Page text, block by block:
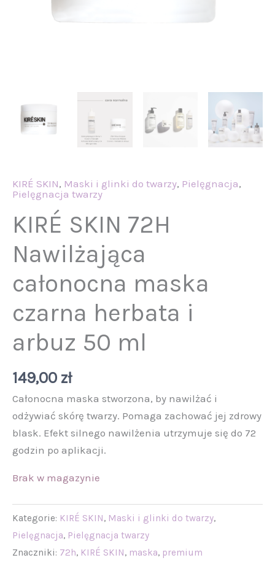
KIRÉ SKIN, Maski i glinki do twarzy, Pielęgnacja,
Pielęgnacja twarzy
KIRÉ SKIN 72H
Nawilżająca
całonocna maska
czarna herbata i
arbuz 50 ml
149,00 zł
Całonocna maska stworzona, by nawilżać i
odżywiać skórę twarzy. Pomaga zachować jej zdrowy
blask. Efekt silnego nawilżenia utrzymuje się do 72
godzin po aplikacji.
Brak w magazynie
Kategorie: KIRÉ SKIN, Maski i glinki do twarzy,
Pielęgnacja, Pielęgnacja twarzy
Znaczniki: 72h, KIRÉ SKIN, maska, premium